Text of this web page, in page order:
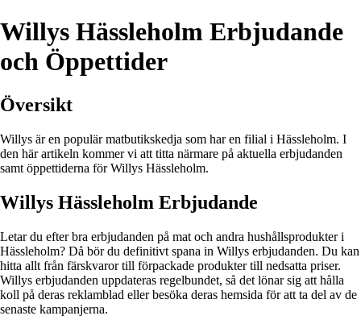
Willys Hässleholm Erbjudande
och Öppettider
Översikt
Willys är en populär matbutikskedja som har en filial i Hässleholm. I
den här artikeln kommer vi att titta närmare på aktuella erbjudanden
samt öppettiderna för Willys Hässleholm.
Willys Hässleholm Erbjudande
Letar du efter bra erbjudanden på mat och andra hushållsprodukter i
Hässleholm? Då bör du definitivt spana in Willys erbjudanden. Du kan
hitta allt från färskvaror till förpackade produkter till nedsatta priser.
Willys erbjudanden uppdateras regelbundet, så det lönar sig att hålla
koll på deras reklamblad eller besöka deras hemsida för att ta del av de
senaste kampanjerna.